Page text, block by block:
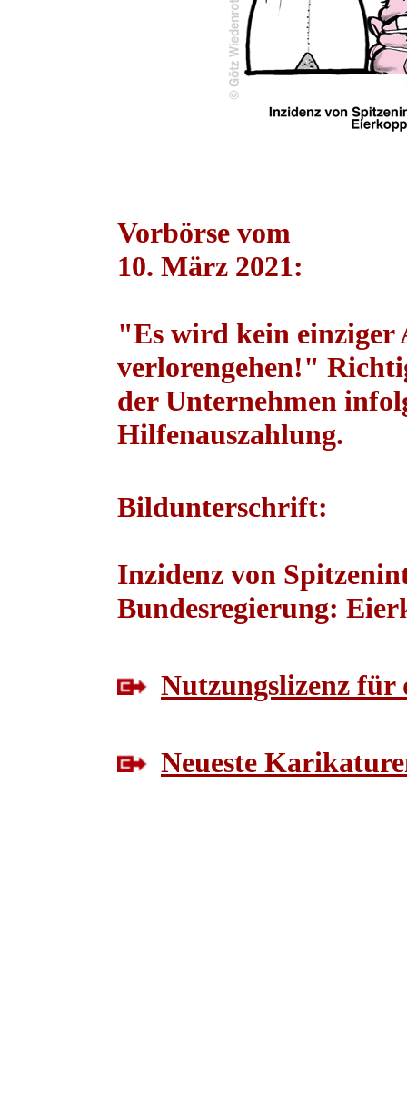
Vorbörse vom
10. März 2021:
"Es wird kein einziger
verlorengehen!"
der Unternehmen
Hilfenauszahlung.
Bildunterschrift:
Inzidenz von
Bundesregierung:
Nutzungslizenz
Neueste